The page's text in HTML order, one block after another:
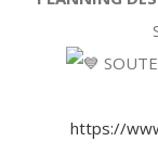
https://